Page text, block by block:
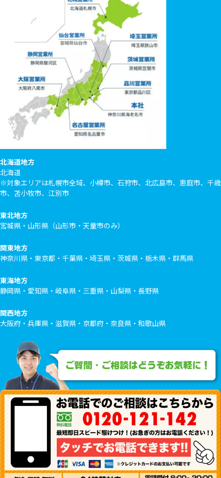
北海道地方
北海道
※対象エリアは札幌市全域、小樽市、石狩市、北広島市、恵庭市、千歳
市、苫小牧市、江別市
東北地方
宮城県・山形県（山形市・天童市のみ）
関東地方
神奈川県・東京都・千葉県・埼玉県・茨城県・栃木県・群馬県
東海地方
静岡県・愛知県・岐阜県・三重県・山梨県・長野県
関西地方
大阪府・兵庫県・滋賀県・京都府・奈良県・和歌山県